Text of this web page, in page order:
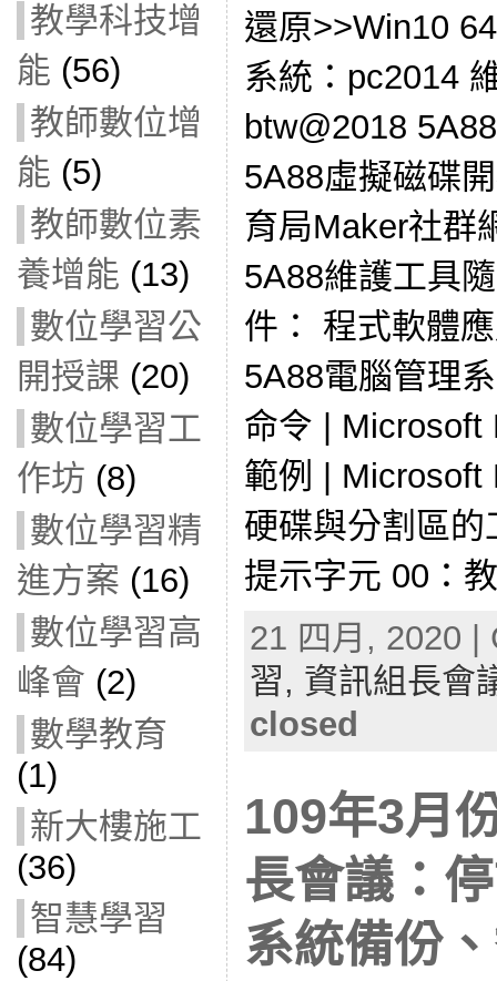
教學科技增
能 (56)
教師數位增
能 (5)
教師數位素
養增能 (13)
數位學習公
開授課 (20)
數位學習工
作坊 (8)
數位學習精
進方案 (16)
數位學習高
峰會 (2)
數學教育
(1)
新大樓施工
(36)
智慧學習
(84)
還原>>Win10
系統：pc2014
btw@2018
5A88虛擬磁碟
育局Maker社群
5A88維護工具
件： 程式軟體
5A88電腦管理
命令 | Microsoft
範例 | Microsoft
硬碟與分割區
提示字元 00：
21 四月, 2020
習, 資訊組長會
closed
109年3月
長會議：
系統備份